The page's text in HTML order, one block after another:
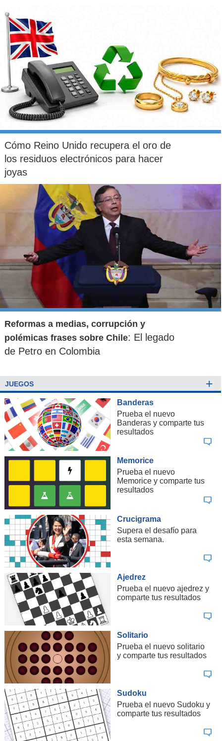
Cómo Reino Unido recupera el oro de
los residuos electrónicos para hacer
joyas
Reformas a medias, corrupción y
polémicas frases sobre Chile: El legado
de Petro en Colombia
JUEGOS +
Banderas
Prueba el nuevo
Banderas y comparte tus
resultados
Memorice
Prueba el nuevo
Memorice y comparte tus
resultados
Crucigrama
Supera el desafío para
esta semana.
Ajedrez
Prueba el nuevo ajedrez y
comparte tus resultados
Solitario
Prueba el nuevo solitario
y comparte tus resultados
Sudoku
Prueba el nuevo Sudoku y
comparte tus resultados